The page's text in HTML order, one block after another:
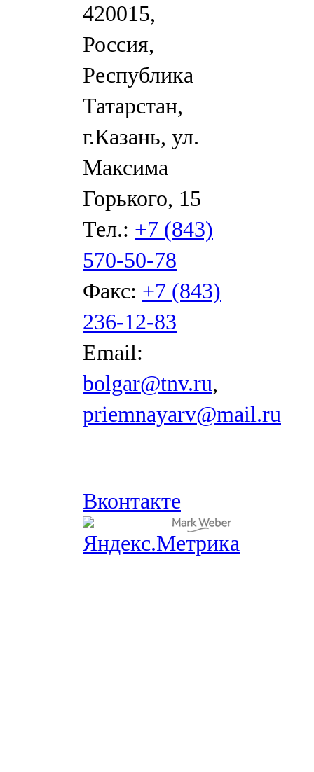
420015,
Россия,
Республика
Татарстан,
г.Казань, ул.
Максима
Горького, 15
Тел.: +7 (843)
570-50-78
Факс: +7 (843)
236-12-83
Email:
bolgar@tnv.ru,
priemnayarv@mail.ru
Вконтакте